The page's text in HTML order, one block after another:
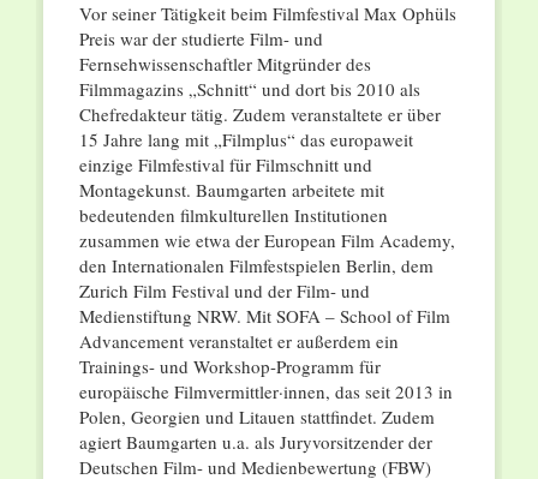
Vor seiner Tätigkeit beim Filmfestival Max Ophüls
Preis war der studierte Film- und
Fernsehwissenschaftler Mitgründer des
Filmmagazins „Schnitt“ und dort bis 2010 als
Chefredakteur tätig. Zudem veranstaltete er über
15 Jahre lang mit „Filmplus“ das europaweit
einzige Filmfestival für Filmschnitt und
Montagekunst. Baumgarten arbeitete mit
bedeutenden filmkulturellen Institutionen
zusammen wie etwa der European Film Academy,
den Internationalen Filmfestspielen Berlin, dem
Zurich Film Festival und der Film- und
Medienstiftung NRW. Mit SOFA – School of Film
Advancement veranstaltet er außerdem ein
Trainings- und Workshop-Programm für
europäische Filmvermittler·innen, das seit 2013 in
Polen, Georgien und Litauen stattfindet. Zudem
agiert Baumgarten u.a. als Juryvorsitzender der
Deutschen Film- und Medienbewertung (FBW)